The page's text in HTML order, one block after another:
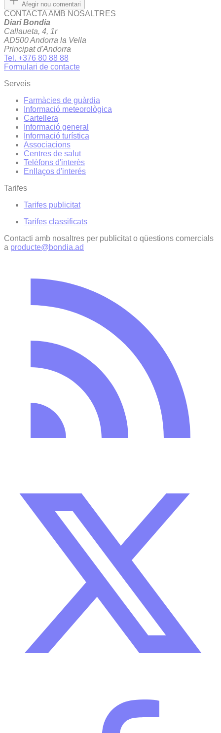
Afegir nou comentari
CONTACTA AMB NOSALTRES
Diari Bondia
Callaueta, 4, 1r
AD500 Andorra la Vella
Principat d'Andorra
Tel. +376 80 88 88
Formulari de contacte
Serveis
Farmàcies de guàrdia
Informació meteorològica
Cartellera
Informació general
Informació turística
Associacions
Centres de salut
Telèfons d'interès
Enllaços d'interés
Tarifes
Tarifes publicitat
Tarifes classificats
Contacti amb nosaltres per publicitat o qüestions comercials
a producte@bondia.ad